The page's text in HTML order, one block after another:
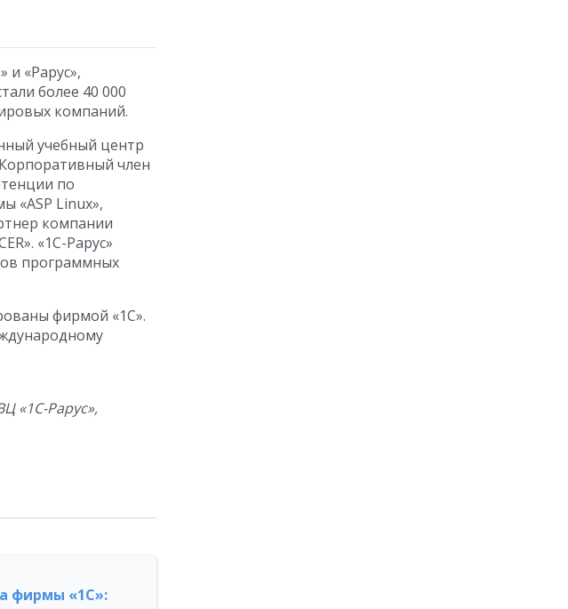
и «Рарус»,
более 40 000
компаний.
учебный центр
член
по
«ASP Linux»,
компании
«1С-Рарус»
программных
фирмой «1С».
«1С-Рарус»,
фирмы «1С»: